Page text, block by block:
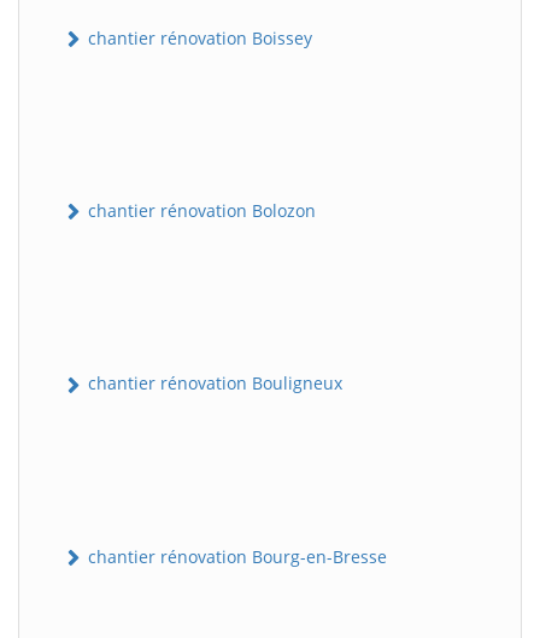
chantier rénovation Boissey
chantier rénovation Bolozon
chantier rénovation Bouligneux
chantier rénovation Bourg-en-Bresse